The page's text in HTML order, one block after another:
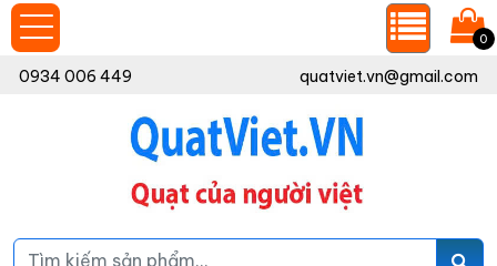
0
0934 006 449 quatviet.vn@gmail.com